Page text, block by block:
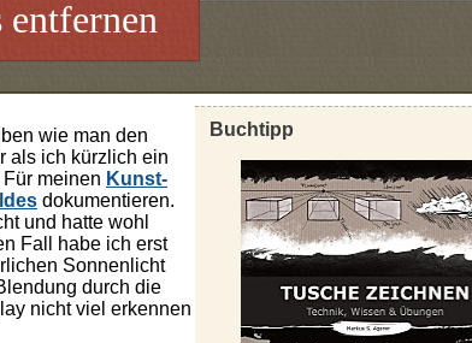
entfernen
Buchtipp
wie man den
als ich kürzlich ein
meinen Kunst-
dokumentieren.
und hatte wohl
Fall habe ich erst
Sonnenlicht
durch die
nicht viel erkennen